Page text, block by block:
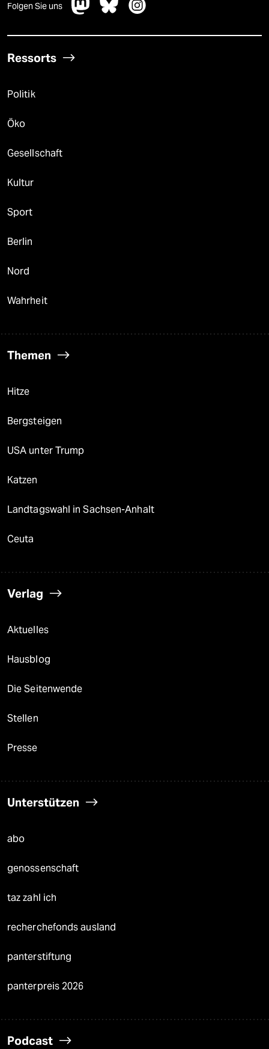
Folgen Sie uns
Ressorts
Politik
Öko
Gesellschaft
Kultur
Sport
Berlin
Nord
Wahrheit
Themen
Hitze
Bergsteigen
USA unter Trump
Katzen
Landtagswahl in Sachsen-Anhalt
Ceuta
Verlag
Aktuelles
Hausblog
Die Seitenwende
Stellen
Presse
Unterstützen
abo
genossenschaft
taz zahl ich
recherchefonds ausland
panterstiftung
panterpreis 2026
Podcast